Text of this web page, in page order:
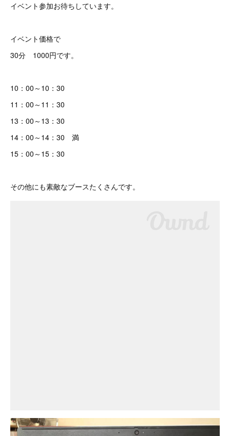
イベント参加お待ちしています。
イベント価格で
30分 1000円です。
10：00～10：30
11：00～11：30
13：00～13：30
14：00～14：30 満
15：00～15：30
その他にも素敵なブースたくさんです。